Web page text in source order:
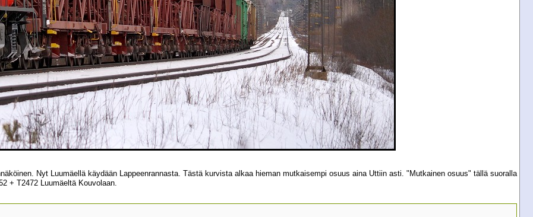
Nyt Luumäellä käydään Lappeenrannasta. Tästä kurvista alkaa hieman mutkaisempi osuus aina Uttiin asti. "Mutkainen osuus" tällä suoralla
+ T2472 Luumäeltä Kouvolaan.